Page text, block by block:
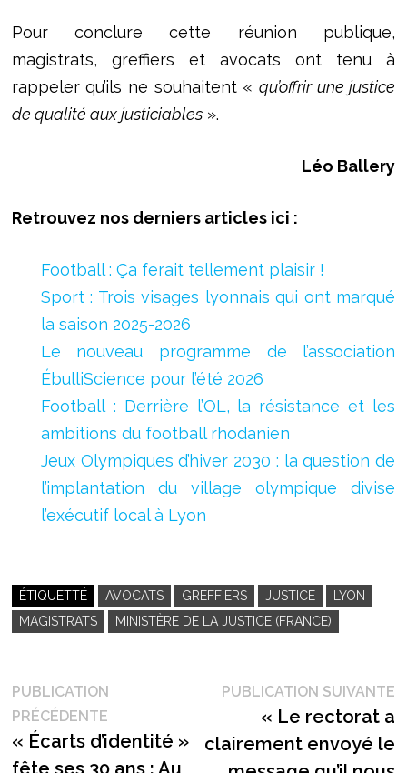
Pour conclure cette réunion publique,
magistrats, greffiers et avocats ont tenu à
rappeler qu’ils ne souhaitent « qu’offrir une justice
de qualité aux justiciables».
Léo Ballery
Retrouvez nos derniers articles ici :
Football : Ça ferait tellement plaisir !
Sport : Trois visages lyonnais qui ont marqué
la saison 2025-2026
Le nouveau programme de l’association
ÉbulliScience pour l’été 2026
Football : Derrière l’OL, la résistance et les
ambitions du football rhodanien
Jeux Olympiques d’hiver 2030 : la question de
l’implantation du village olympique divise
l’exécutif local à Lyon
ÉTIQUETTÉ AVOCATS GREFFIERS JUSTICE
LYON
MAGISTRATS
MINISTÈRE DE LA JUSTICE (FRANCE)
Navigation
de
l’article
PUBLICATION
PRÉCÉDENTEPublication
précédente :
« Écarts d’identité »
fête ses 30 ans : Au
PUBLICATION SUIVANTE
« Le rectorat a
clairement envoyé le